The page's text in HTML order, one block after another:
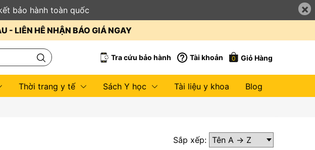
bảo hành toàn quốc ×
- LIÊN HÊ NHẬN BÁO GIÁ NGAY
Tra cứu bảo hành Tài khoản 0 Giỏ Hàng
Thời trang y tế Sách Y học Tài liệu y khoa Blog
Sắp xếp: